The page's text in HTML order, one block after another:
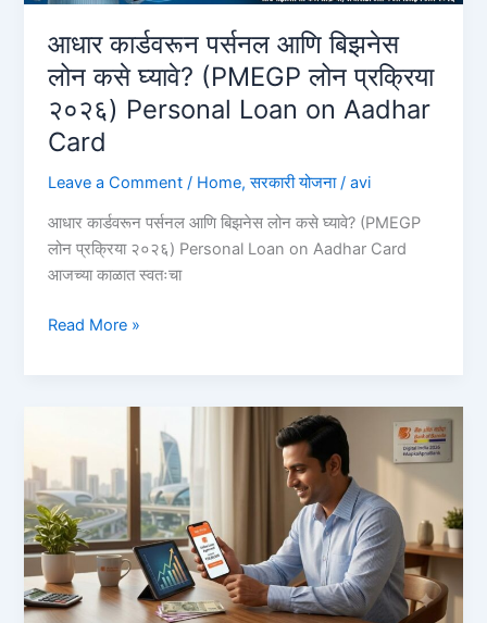
आधार कार्डवरून पर्सनल आणि बिझनेस
लोन कसे घ्यावे? (PMEGP लोन प्रक्रिया
२०२६) Personal Loan on Aadhar
Card
Leave a Comment / Home,सरकारी योजना/avi
आधार कार्डवरून पर्सनल आणि बिझनेस लोन कसे घ्यावे? (PMEGP
लोन प्रक्रिया २०२६) Personal Loan on Aadhar Card
आजच्या काळात स्वतःचा
आधार
लोन
कसे
घ्यावे?
(PMEGP
लोन
प्रक्रिया
२०२६)
Read More »